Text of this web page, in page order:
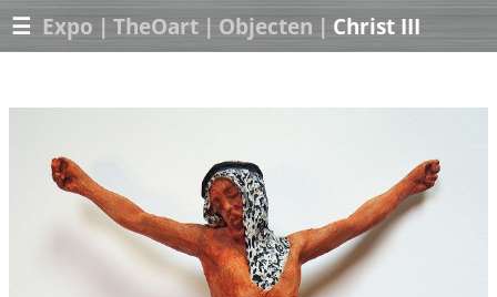
☰ Expo | TheOart | Objecten | Christ III